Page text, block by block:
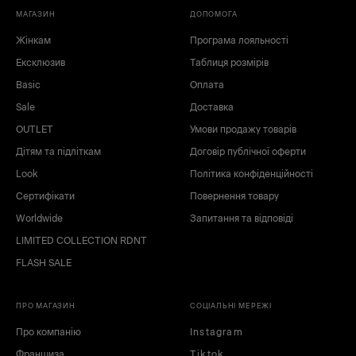
МАГАЗИН
Жінкам
Ексклюзив
Basic
Sale
OUTLET
Дітям та підліткам
Look
Сертифікати
Worldwide
LIMITED COLLECTION RDNT
FLASH SALE
ДОПОМОГА
Програма лояльності
Таблиця розмірів
Оплата
Доставка
Умови продажу товарів
Договір публічної оферти
Політика конфіденційності
Повернення товару
Запитання та відповіді
ПРО МАГАЗИН
Про компанію
СОЦІАЛЬНІ МЕРЕЖІ
Instagram